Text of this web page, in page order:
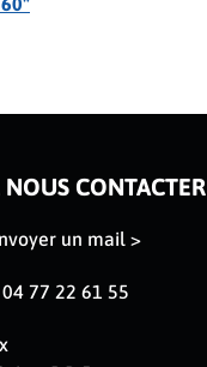
NOUS CONTACTER
un mail >
77 22 61 55